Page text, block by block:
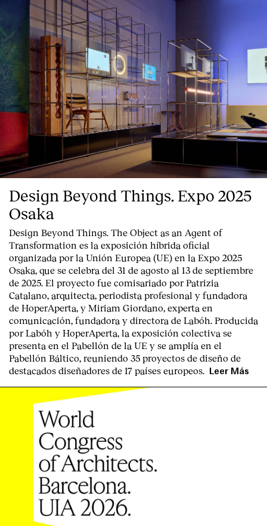
Contacto
Design Beyond Things. Expo 2025
Osaka
Design Beyond Things. The Object as an Agent of
Transformation es la exposición híbrida oficial
organizada por la Unión Europea (UE) en la Expo 2025
Osaka, que se celebra del 31 de agosto al 13 de septiembre
de 2025. El proyecto fue comisariado porPatrizia
Catalano, arquitecta, periodista profesional y fundadora
de HoperAperta, y Miriam Giordano, experta en
comunicación, fundadora y directora de Labóh. Producida
porLabóh y HoperAperta, la exposición colectiva se
presenta en el Pabellón de la UE y se amplía en el
Pabellón Báltico, reuniendo 35 proyectos de diseño de
destacados diseñadores de 17 países europeos. Leer Más